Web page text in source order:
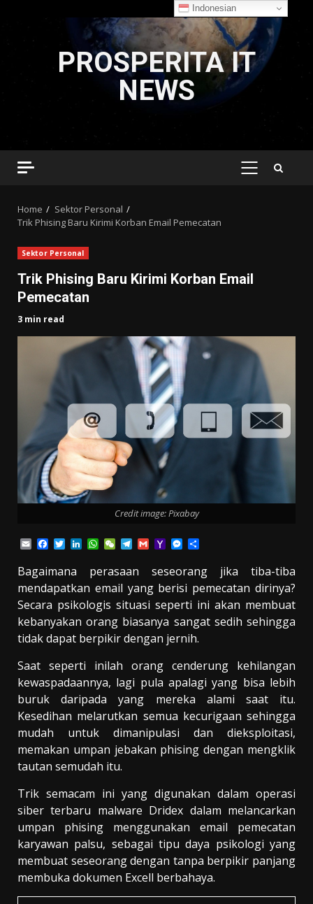
PROSPERITA IT
NEWS
PRIMARY
Home
Sektor Personal
Trik Phising Baru Kirimi Korban Email Pemecatan
Sektor Personal
Trik Phising Baru Kirimi Korban Email
Pemecatan
3 min read
Credit image: Pixabay
EmailFacebook
TwitterLinkedIn
WhatsApp
WeChatTelegram
GmailYahooMessenger
Bagaimana perasaan seseorang jika tiba-tiba
mendapatkan email yang berisi pemecatan dirinya?
Secara psikologis situasi seperti ini akan membuat
kebanyakan orang biasanya sangat sedih sehingga
tidak dapat berpikir dengan jernih.
Saat seperti inilah orang cenderung kehilangan
kewaspadaannya, lagi pula apalagi yang bisa lebih
buruk daripada yang mereka alami saat itu.
Kesedihan melarutkan semua kecurigaan sehingga
mudah untuk dimanipulasi dan dieksploitasi,
memakan umpan jebakan phising dengan mengklik
tautan semudah itu.
Trik semacam ini yang digunakan dalam operasi
siber terbaru malware Dridex dalam melancarkan
umpan phising menggunakan email pemecatan
karyawan palsu, sebagai tipu daya psikologi yang
membuat seseorang dengan tanpa berpikir panjang
membuka dokumen Excell berbahaya.
Indonesian